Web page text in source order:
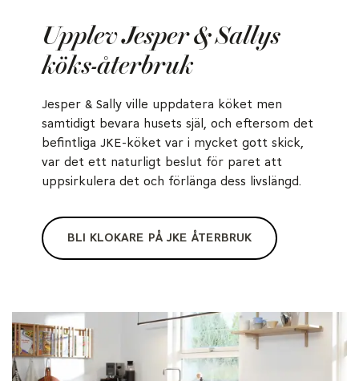
Upplev Jesper & Sallys
köks-återbruk
Jesper & Sally ville uppdatera köket men
samtidigt bevara husets själ, och eftersom det
befintliga JKE-köket var i mycket gott skick,
var det ett naturligt beslut för paret att
uppsirkulera det och förlänga dess livslängd.
BLI KLOKARE PÅ JKE ÅTERBRUK